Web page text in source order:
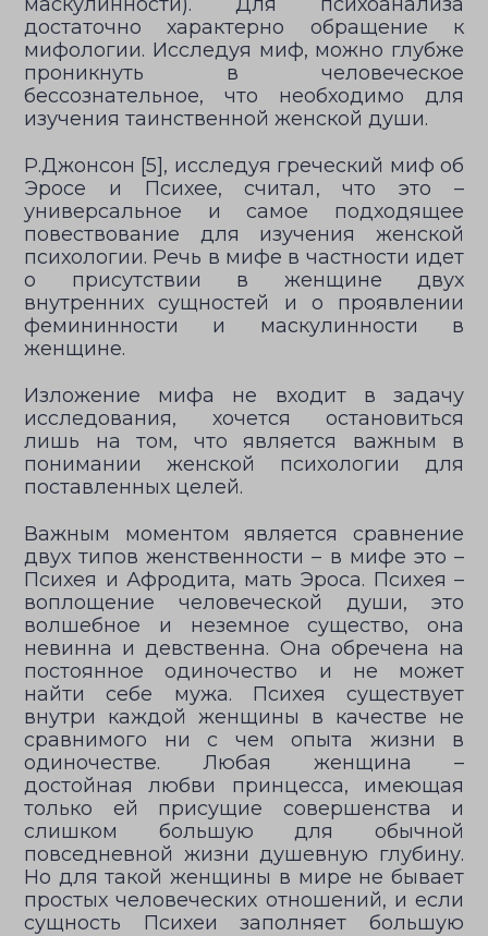
достаточно характерно обращение к
мифологии. Исследуя миф, можно глубже
проникнуть в человеческое
бессознательное, что необходимо для
изучения таинственной женской души.
Р.Джонсон [5], исследуя греческий миф об
Эросе и Психее, считал, что это –
универсальное и самое подходящее
повествование для изучения женской
психологии. Речь в мифе в частности идет
о присутствии в женщине двух
внутренних сущностей и о проявлении
фемининности и маскулинности в
женщине.
Изложение мифа не входит в задачу
исследования, хочется остановиться
лишь на том, что является важным в
понимании женской психологии для
поставленных целей.
Важным моментом является сравнение
двух типов женственности – в мифе это –
Психея и Афродита, мать Эроса. Психея –
воплощение человеческой души, это
волшебное и неземное существо, она
невинна и девственна. Она обречена на
постоянное одиночество и не может
найти себе мужа. Психея существует
внутри каждой женщины в качестве не
сравнимого ни с чем опыта жизни в
одиночестве. Любая женщина –
достойная любви принцесса, имеющая
только ей присущие совершенства и
слишком большую для обычной
повседневной жизни душевную глубину.
Но для такой женщины в мире не бывает
простых человеческих отношений, и если
сущность Психеи заполняет большую